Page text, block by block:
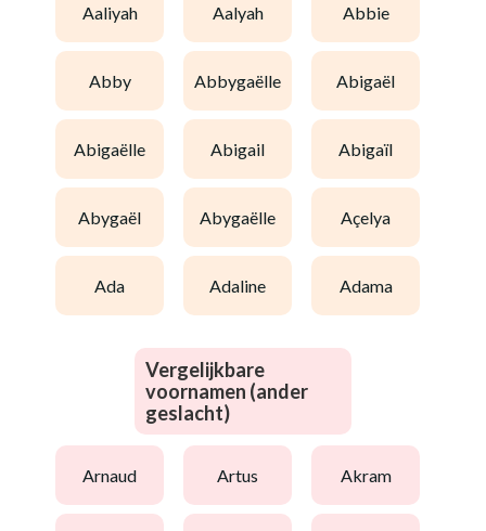
aaliyah aalyah abbie
abby abbygaëlle abigaël
abigaëlle abigail abigaïl
abygaël abygaëlle açelya
ada adaline adama
Vergelijkbare
voornamen (ander
geslacht)
arnaud artus akram